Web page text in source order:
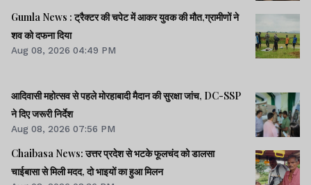
Gumla News : ट्रैक्टर की चपेट में आकर युवक की मौत,ग्रामीणों ने
शव को दफना दिया
Aug 08, 2026 04:49 PM
आदिवासी महोत्सव से पहले मोरहाबादी मैदान की सुरक्षा जांच, DC-SSP
ने दिए जरूरी निर्देश
Aug 08, 2026 07:56 PM
Chaibasa News: उत्तर प्रदेश से भटके फूलचंद को डालसा
चाईबासा से मिली मदद, दो भाइयों का हुआ मिलन